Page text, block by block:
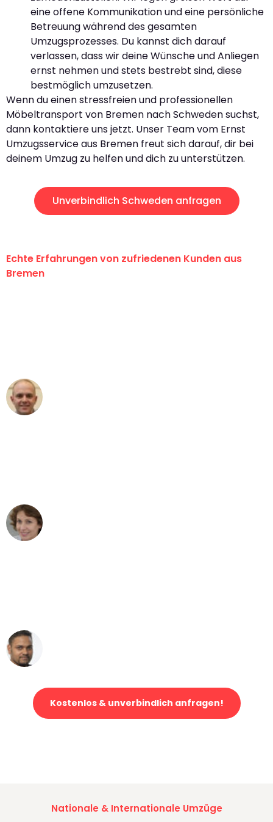
eine offene Kommunikation und eine persönliche
Betreuung während des gesamten
Umzugsprozesses. Du kannst dich darauf
verlassen, dass wir deine Wünsche und Anliegen
ernst nehmen und stets bestrebt sind, diese
bestmöglich umzusetzen.
Wenn du einen stressfreien und professionellen
Möbeltransport von Bremen nach Schweden suchst,
dann kontaktiere uns jetzt. Unser Team vom Ernst
Umzugsservice aus Bremen freut sich darauf, dir bei
deinem Umzug zu helfen und dich zu unterstützen.
Unverbindlich Schweden anfragen
Echte Erfahrungen von zufriedenen Kunden aus
Bremen
Kostenlos & unverbindlich anfragen!
Nationale & Internationale Umzüge